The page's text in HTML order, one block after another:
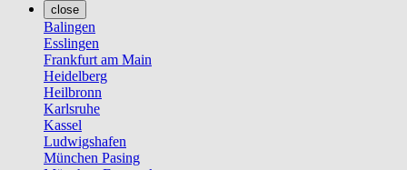
close
Balingen
Esslingen
Frankfurt am Main
Heidelberg
Heilbronn
Karlsruhe
Kassel
Ludwigshafen
München Pasing